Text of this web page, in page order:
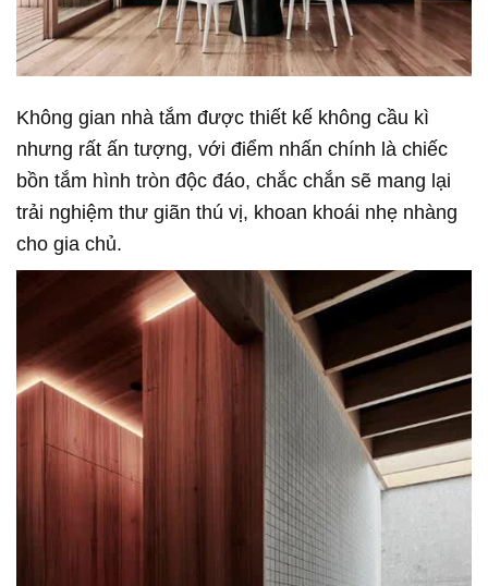
Không gian nhà tắm được thiết kế không cầu kì
nhưng rất ấn tượng, với điểm nhấn chính là chiếc
bồn tắm hình tròn độc đáo, chắc chắn sẽ mang lại
trải nghiệm thư giãn thú vị, khoan khoái nhẹ nhàng
cho gia chủ.